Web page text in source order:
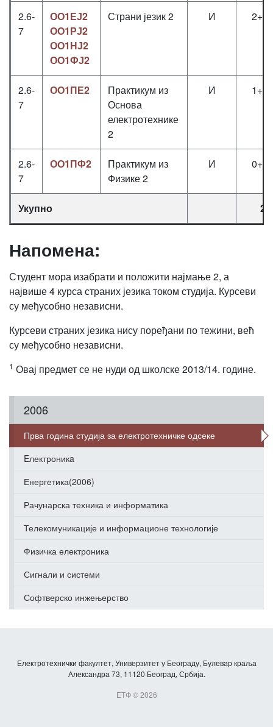
2006
Прва година студија за електротехничке одсеке
Eлектроникa
Енергетика(2006)
Рачунарска техника и информатика
Телекомуникације и информационе технологије
Физичка електроника
Сигнали и системи
Софтверско инжењерство
2.6-
7
ОО1ЕЈ2
ОО1РЈ2
ОО1НЈ2
ОО1ФЈ2
Страни језик 2 И
2.6-
7
ОО1ПЕ2
Практикум из
Основа
електротехнике
2
И
2.6-
7
ОО1ПФ2
Практикум из
Физике 2
И
Укупно 28
Напомена:
Студент мора изабрати и положити најмање 2, а
највише 4 курса страних језика током студија. Курсеви
су међусобно независни.
Курсеви страних језика нису поређани по тежини, већ
су међусобно независни.
1 Овај предмет се не нуди од школске 2013/14. године.
Електротехнички факултет, Универзитет у Београду, Булевар краља
Александра 73, 11120 Београд, Србија.
ЕТФ © 2026